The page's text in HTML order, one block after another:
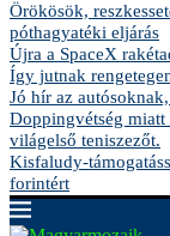
Örökösök,
póthagyatéki eljárás
Újra a SpaceX
Így jutnak
Jó hír az
Doppingvétség
világelső teniszezőt.
Kisfaludy-
forintért